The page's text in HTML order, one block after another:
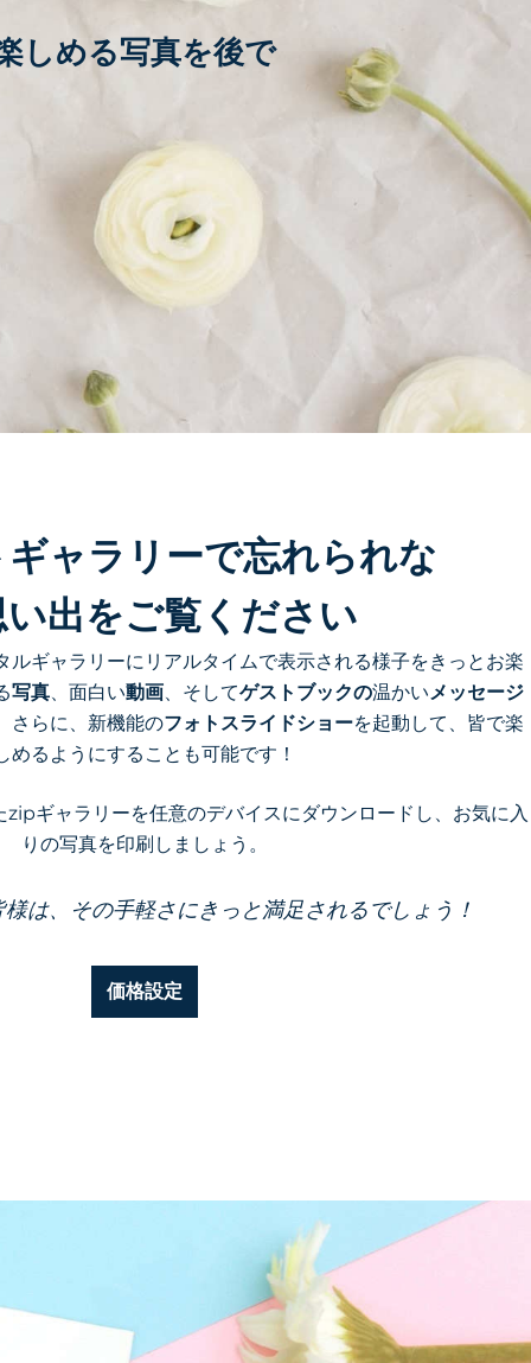
しめる写真を後で
ャラリーで忘れられな
出をご覧ください
ルギャラリーにリアルタイムで表示される様子をきっとお楽
写真、面白い動画、そしてゲストブックの温かいメッセージ
さらに、新機能のフォトスライドショーを起動して、皆で楽
めるようにすることも可能です！
ギャラリーを任意のデバイスにダウンロードし、お気に入
りの写真を印刷しましょう。
は、その手軽さにきっと満足されるでしょう！
価格設定